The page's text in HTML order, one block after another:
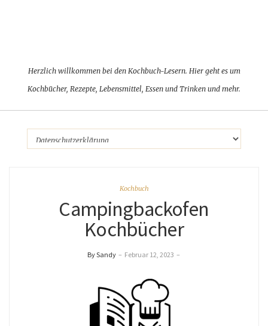
Herzlich willkommen bei den Kochbuch-Lesern. Hier geht es um
Kochbücher, Rezepte, Lebensmittel, Essen und Trinken und mehr.
Kochbuch
Campingbackofen
Kochbücher
By Sandy – Februar 12, 2023 –